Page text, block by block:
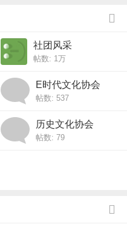
社团风采
帖数: 1万
E时代文化协会
帖数: 537
历史文化协会
帖数: 79